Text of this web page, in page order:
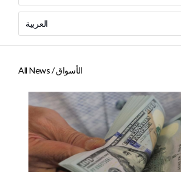
العربية
All News /الأسواق